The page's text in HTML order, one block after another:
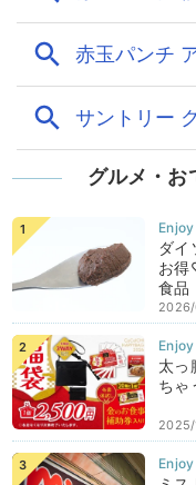
グルメ・お
ダイ
お得
食品
太っ
ちゃ